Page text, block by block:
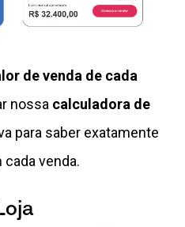
de venda de cada
nossa calculadora de
para saber exatamente
venda.